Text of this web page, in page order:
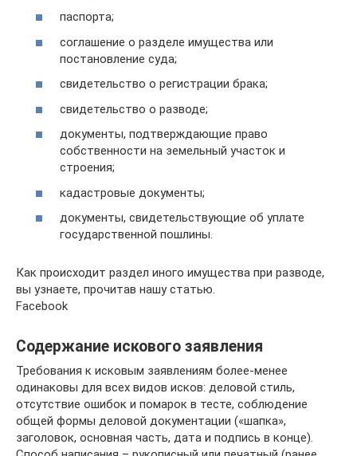
паспорта;
соглашение о разделе имущества или
постановление суда;
свидетельство о регистрации брака;
свидетельство о разводе;
документы, подтверждающие право
собственности на земельный участок и
строения;
кадастровые документы;
документы, свидетельствующие об уплате
государственной пошлины.
Как происходит раздел иного имущества при разводе,
вы узнаете, прочитав нашу статью.
Facebook
Содержание искового заявления
Требования к исковым заявлениям более-менее
одинаковы для всех видов исков: деловой стиль,
отсутствие ошибок и помарок в тесте, соблюдение
общей формы деловой документации («шапка»,
заголовок, основная часть, дата и подпись в конце).